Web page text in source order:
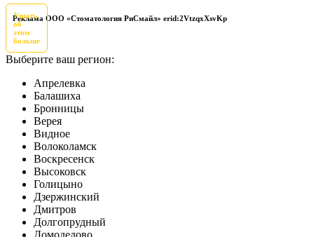
Реклама ООО «Стоматология РиСмайл» erid:2VtzqxXsvKp
Узнать
об
этом
больше
Выберите ваш регион:
Апрелевка
Балашиха
Бронницы
Верея
Видное
Волоколамск
Воскресенск
Высоковск
Голицыно
Дзержинский
Дмитров
Долгопрудный
Домодедово